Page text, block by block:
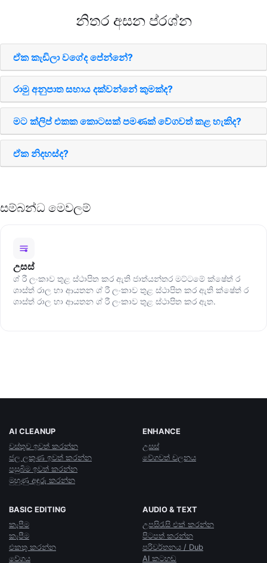
නිතර අසන ප්රශ්න
ඒක කැඩිලා වගේද පේන්නේ?
රාමු අනුපාත සහාය දක්වන්නේ කුමක්ද?
මට ක්ලිප් එකක කොටසක් පමණක් වේගවත් කළ හැකිද?
ඒක නිදහස්ද?
සම්බන්ධ මෙවලම්
උසස්
ශ් රී ලංකාව තුළ ස්ථාපිත කර ඇති ජාත්යන්තර මට්ටමේ ක්ෂේත් ර
ශාස්ත් රාල හා ආයතන ශ් රී ලංකාව තුළ ස්ථාපිත කර ඇති ක්ෂේත් ර
ශාස්ත් රාල හා ආයතන ශ් රී ලංකාව තුළ ස්ථාපිත කර ඇත.
AI CLEANUP
වස්තුව ඉවත් කරන්න
ජල ලකුණ ඉවත් කරන්න
පසුබිම ඉවත් කරන්න
මුහුණු අඳුරු කරන්න
ENHANCE
උසස්
වේගවත් චලනය
BASIC EDITING
කැපීම
කැපීම
එකතු කරන්න
වේගය
AUDIO & TEXT
උපසිරැසි එක් කරන්න
පිටපත් කරන්න
පරිවර්තනය / Dub
AI කටහඬ